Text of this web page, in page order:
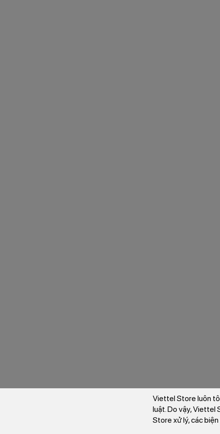
Viettel Store luôn
luật. Do vậy, Viettel
Store xử lý, các